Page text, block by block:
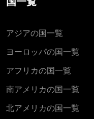
アジアの国一覧
ヨーロッパの国一覧
アフリカの国一覧
南アメリカの国一覧
北アメリカの国一覧